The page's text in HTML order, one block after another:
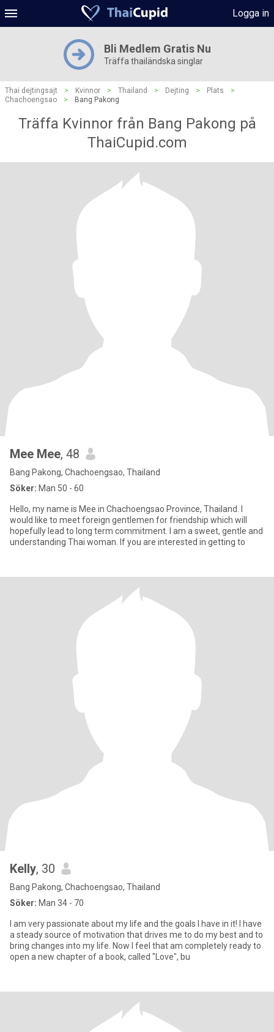
Logga in
Bli Medlem Gratis Nu
Träffa thailändska singlar
Thai dejtingsajt > Kvinnor > Thailand > Dejting > Plats
>
Chachoengsao
> Bang Pakong
Träffa Kvinnor från Bang Pakong på
ThaiCupid.com
Mee Mee, 48
Bang Pakong, Chachoengsao, Thailand
Söker: Man 50 - 60
Hello, my name is Mee in Chachoengsao Province, Thailand. I
would like to meet foreign gentlemen for friendship which will
hopefully lead to long term commitment. I am a sweet, gentle and
understanding Thai woman. If you are interested in getting to
Kelly, 30
Bang Pakong, Chachoengsao, Thailand
Söker: Man 34 - 70
I am very passionate about my life and the goals I have in it! I have
a steady source of motivation that drives me to do my best and to
bring changes into my life. Now I feel that am completely ready to
open a new chapter of a book, called "Love", bu